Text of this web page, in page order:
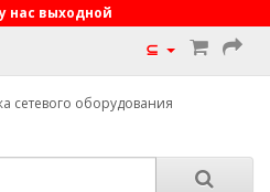
нас выходной
⊆